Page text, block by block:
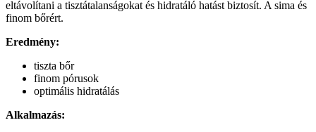
eltávolítani a tisztátalanságokat és hidratáló hatást biztosít. A sima és
finom bőrért.
Eredmény:
tiszta bőr
finom pórusok
optimális hidratálás
Alkalmazás: